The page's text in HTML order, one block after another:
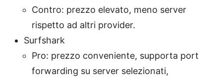
Contro: prezzo elevato, meno server
rispetto ad altri provider.
Surfshark
Pro: prezzo conveniente, supporta port
forwarding su server selezionati,